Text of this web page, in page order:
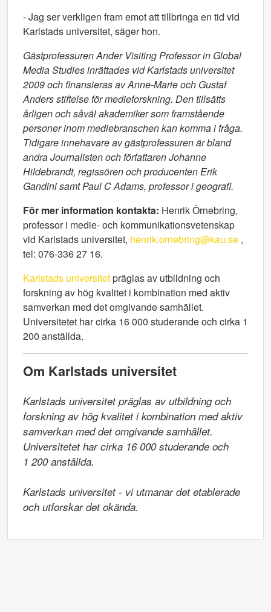
- Jag ser verkligen fram emot att tillbringa en tid vid
Karlstads universitet, säger hon.
Gästprofessuren Ander Visiting Professor in Global
Media Studies inrättades vid Karlstads universitet
2009 och finansieras av Anne-Marie och Gustaf
Anders stiftelse för medieforskning. Den tillsätts
årligen och såväl akademiker som framstående
personer inom mediebranschen kan komma i fråga.
Tidigare innehavare av gästprofessuren är bland
andra Journalisten och författaren Johanne
Hildebrandt, regissören och producenten Erik
Gandini samt Paul C Adams, professor i geografi.
För mer information kontakta: Henrik Örnebring,
professor i medie- och kommunikationsvetenskap
vid Karlstads universitet, henrik.ornebring@kau.se ,
tel: 076-336 27 16.
Karlstads universitetpräglas av utbildning och
forskning av hög kvalitet i kombination med aktiv
samverkan med det omgivande samhället.
Universitetet har cirka 16 000 studerande och cirka 1
200 anställda.
Om Karlstads universitet
Karlstads universitet präglas av utbildning och
forskning av hög kvalitet i kombination med aktiv
samverkan med det omgivande samhället.
Universitetet har cirka 16 000 studerande och
1 200 anställda.
Karlstads universitet - vi utmanar det etablerade
och utforskar det okända.